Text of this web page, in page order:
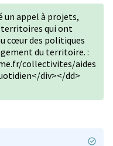
un appel à projets,
territoires qui ont
cœur des politiques
du territoire. :
collectivites/aides
div></dd>